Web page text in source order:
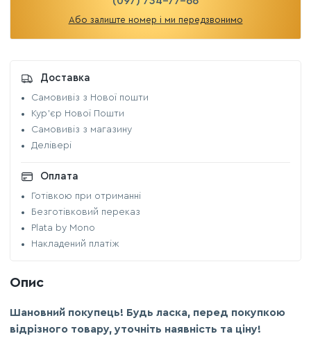
Або залиште номер і ми передзвонимо
Доставка
Самовивіз з Нової пошти
Кур'єр Нової Пошти
Самовивіз з магазину
Делівері
Оплата
Готівкою при отриманні
Безготівковий переказ
Plata by Mono
Накладений платіж
Опис
Шановний покупець! Будь ласка, перед покупкою
відрізного товару, уточніть наявність та ціну!